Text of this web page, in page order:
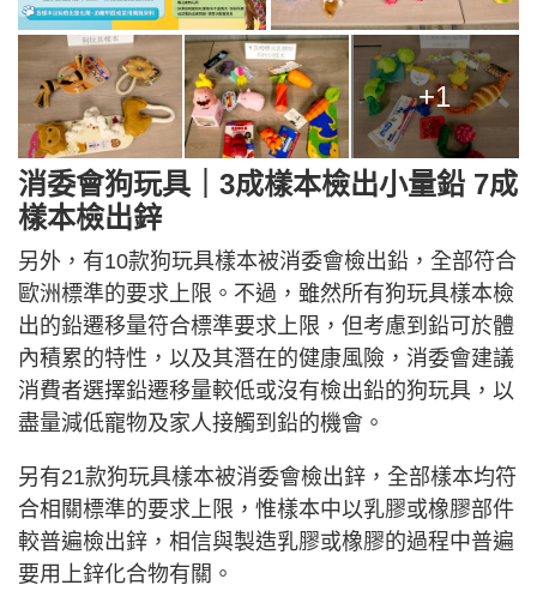
+1
消委會狗玩具｜3成樣本檢出小量鉛 7成
樣本檢出鋅
另外，有10款狗玩具樣本被消委會檢出鉛，全部符合
歐洲標準的要求上限。不過，雖然所有狗玩具樣本檢
出的鉛遷移量符合標準要求上限，但考慮到鉛可於體
內積累的特性，以及其潛在的健康風險，消委會建議
消費者選擇鉛遷移量較低或沒有檢出鉛的狗玩具，以
盡量減低寵物及家人接觸到鉛的機會。
另有21款狗玩具樣本被消委會檢出鋅，全部樣本均符
合相關標準的要求上限，惟樣本中以乳膠或橡膠部件
較普遍檢出鋅，相信與製造乳膠或橡膠的過程中普遍
要用上鋅化合物有關。